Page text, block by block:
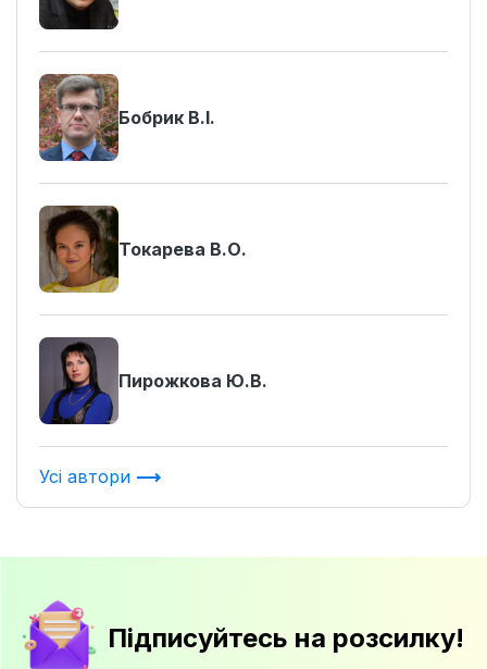
Бобрик В.І.
Токарева В.О.
Пирожкова Ю.В.
Усі автори
Підписуйтесь на розсилку!